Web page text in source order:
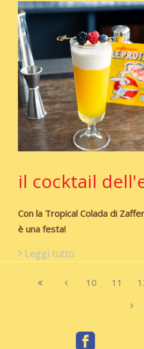
il cocktail
Con la Tropical Colada di
è una festa!
Leggi tutto
10 11